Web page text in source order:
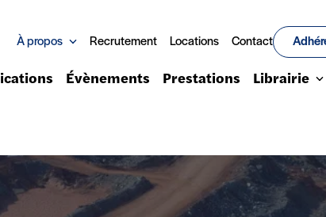
À propos Recrutement Locations Contact
Évènements Prestations Librairie